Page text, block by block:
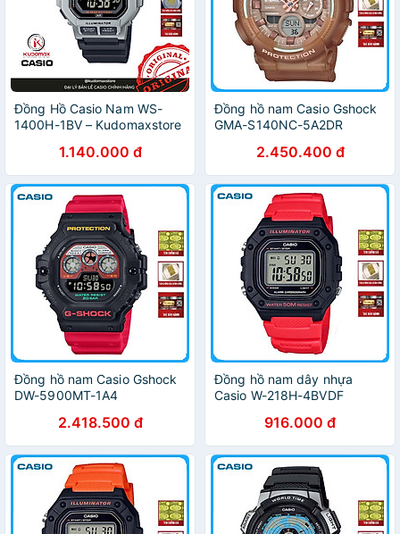
Đồng Hồ Casio Nam WS-
1400H-1BV – Kudomaxstore
1.140.000 đ
Đồng hồ nam Casio Gshock
GMA-S140NC-5A2DR
2.450.400 đ
Đồng hồ nam Casio Gshock
DW-5900MT-1A4
2.418.500 đ
Đồng hồ nam dây nhựa
Casio W-218H-4BVDF
916.000 đ